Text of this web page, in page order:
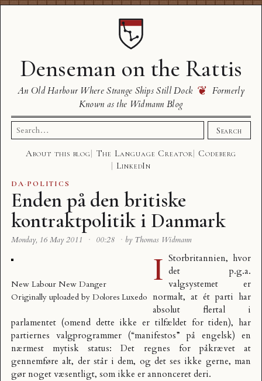
Denseman on the Rattis
An Old Harbour Where Strange Ships Still Dock ❦ Formerly
Known as the Widmann Blog
Search
for:
Search
About this blog The Language Creator
Codeberg
LinkedIn
DA·POLITICS
Enden på den britiske
kontraktpolitik i Danmark
Monday, 16 May 2011 · 00:28 · by Thomas Widmann
New Labour New Danger
Originally uploaded by Dolores Luxedo
I Storbritannien, hvor
det p.g.a.
valgsystemet er
normalt, at ét parti har
absolut flertal i
parlamentet (omend dette ikke er tilfældet for tiden), har
partiernes valgprogrammer (“manifestos” på engelsk) en
nærmest mytisk status: Det regnes for påkrævet at
gennemføre alt, der står i dem, og det ses ikke gerne, man
gør noget væsentligt, som ikke er annonceret deri.